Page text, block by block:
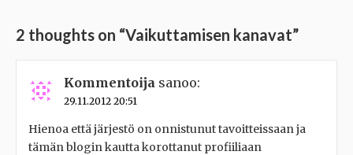
2 thoughts on “Vaikuttamisen kanavat”
Kommentoija sanoo:
29.11.2012 20:51
Hienoa että järjestö on onnistunut tavoitteissaan ja
tämän blogin kautta korottanut profiiliaan